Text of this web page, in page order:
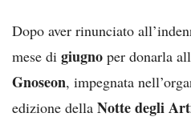
Dopo aver rinunciato
mese di giugno per donarla
Gnoseon, impegnata
edizione della Notte degli